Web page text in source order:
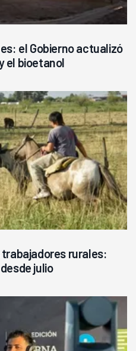
el Gobierno actualizó
el bioetanol
rurales:
julio